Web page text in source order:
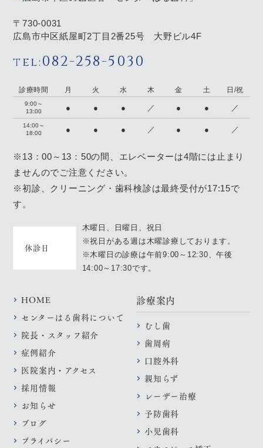
〒730-0031
広島市中区紙屋町2丁目2番25号 大野ビル4F
tel:082-258-5030
診療時間 月 火 水 木 金 土 日/祝
9:00～
13:00
● ● ● ／ ● ● ／
14:00～
18:00
● ● ● ／ ● ● ／
※13：00～13：50の間、エレベーターは4階には止まり
ませんのでご注意ください。
※初診、クリーニング・歯科検診は最終受付が17:15で
す。
休診日
木曜日、日曜日、祝日
※祝日がある週は木曜診療しております。
※木曜日の診療は午前9:00～12:30、午後
14:00～17:30です。
HOME
センターはる歯科について
院長・スタッフ紹介
症例紹介
医院案内・アクセス
採用情報
お知らせ
ブログ
プライバシー
診療案内
むし歯
歯周病
口腔外科
親知らず
レーザー治療
予防歯科
小児歯科